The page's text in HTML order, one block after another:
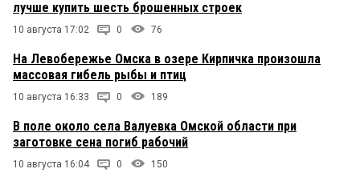
лучше купить шесть брошенных строек
10 августа 17:02 0 76
На Левобережье Омска в озере Кирпичка произошла
массовая гибель рыбы и птиц
10 августа 16:33 0 189
В поле около села Валуевка Омской области при
заготовке сена погиб рабочий
10 августа 16:04 0 150